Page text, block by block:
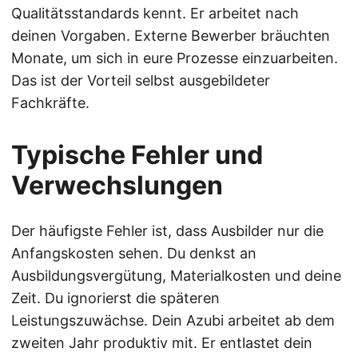
Qualitätsstandards kennt. Er arbeitet nach
deinen Vorgaben. Externe Bewerber bräuchten
Monate, um sich in eure Prozesse einzuarbeiten.
Das ist der Vorteil selbst ausgebildeter
Fachkräfte.
Typische Fehler und
Verwechslungen
Der häufigste Fehler ist, dass Ausbilder nur die
Anfangskosten sehen. Du denkst an
Ausbildungsvergütung, Materialkosten und deine
Zeit. Du ignorierst die späteren
Leistungszuwächse. Dein Azubi arbeitet ab dem
zweiten Jahr produktiv mit. Er entlastet dein